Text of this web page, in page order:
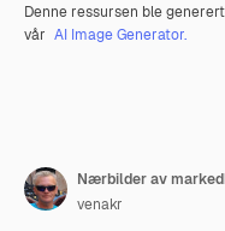
Denne ressursen ble
vår AI Image Generator.
Nærbilder av
venakr